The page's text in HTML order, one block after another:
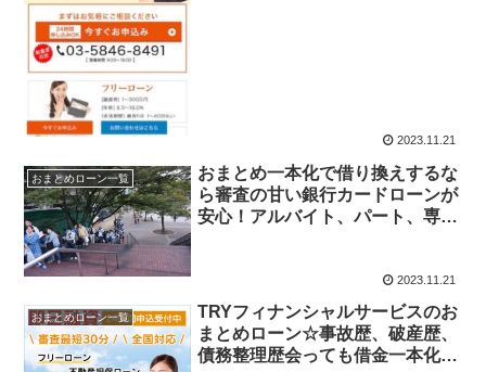
2023.11.21
おまとめローン一覧
おまとめ一本化で借り換えするな
ら審査の甘い銀行カードローンが
安心！アルバイト、パート、専業
でも一本化出来た人もあり！2023.11.21
おまとめローン一覧
TRYフィナンシャルサービスのお
まとめローン☆事故歴、破産歴、
債務整理歴会っても借金一本化、